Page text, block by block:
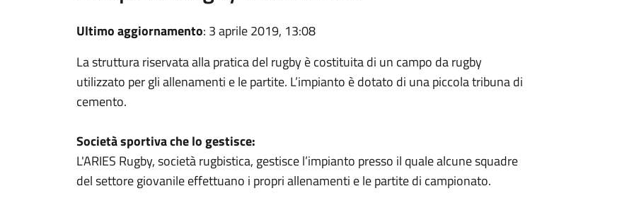
Ultimo aggiornamento: 3 aprile 2019, 13:08
La struttura riservata alla pratica del rugby è costituita di un campo da rugby
utilizzato per gli allenamenti e le partite. L’impianto è dotato di una piccola tribuna di
cemento.
Società sportiva che lo gestisce:
L'ARIES Rugby, società rugbistica, gestisce l’impianto presso il quale alcune squadre
del settore giovanile effettuano i propri allenamenti e le partite di campionato.